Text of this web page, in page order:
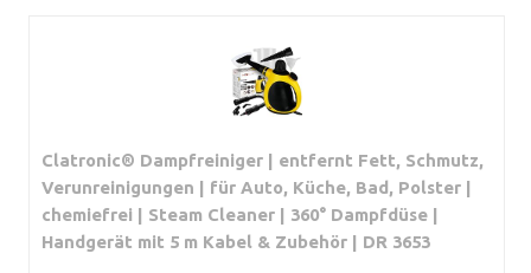
Clatronic® Dampfreiniger | entfernt Fett, Schmutz,
Verunreinigungen | für Auto, Küche, Bad, Polster |
chemiefrei | Steam Cleaner | 360° Dampfdüse |
Handgerät mit 5 m Kabel & Zubehör | DR 3653